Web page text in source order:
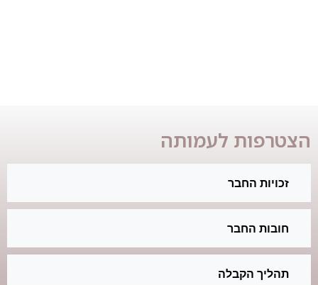
הצטרפות לעמותה
זכויות החבר
חובות החבר
תהליך הקבלה